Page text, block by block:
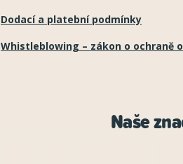
u
Dodací a platební podmínky
Whistleblowing – zákon o ochraně
Naše